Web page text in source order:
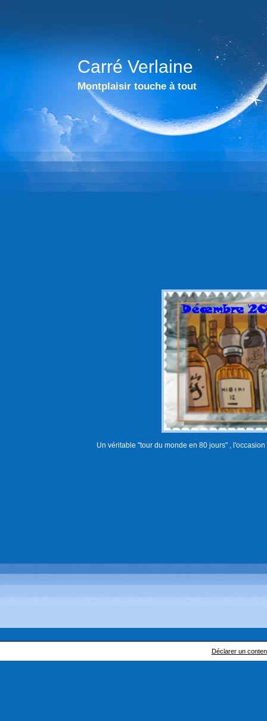
Carré Verlaine
Montplaisir touche à tout
Un véritable "tour du monde en 80 jours" ,
Déclarer un